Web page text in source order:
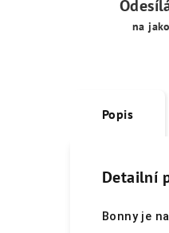
na
Popis
Detailní
Bonny je